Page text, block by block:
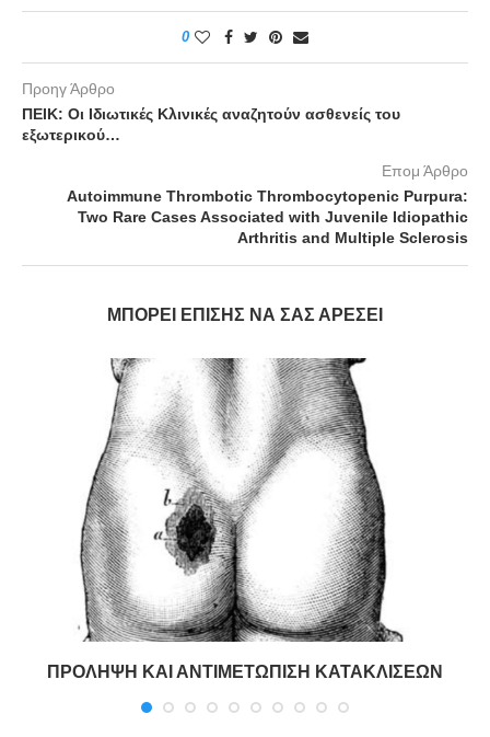
0
Προηγ Άρθρο
ΠΕΙΚ: Οι Ιδιωτικές Κλινικές αναζητούν ασθενείς του
εξωτερικού…
Επομ Άρθρο
Autoimmune Thrombotic Thrombocytopenic Purpura:
Two Rare Cases Associated with Juvenile Idiopathic
Arthritis and Multiple Sclerosis
ΜΠΟΡΕΊ ΕΠΊΣΗΣ ΝΑ ΣΑΣ ΑΡΈΣΕΙ
ΠΡΟΛΗΨΗ ΚΑΙ ΑΝΤΙΜΕΤΩΠΙΣΗ ΚΑΤΑΚΛΙΣΕΩΝ